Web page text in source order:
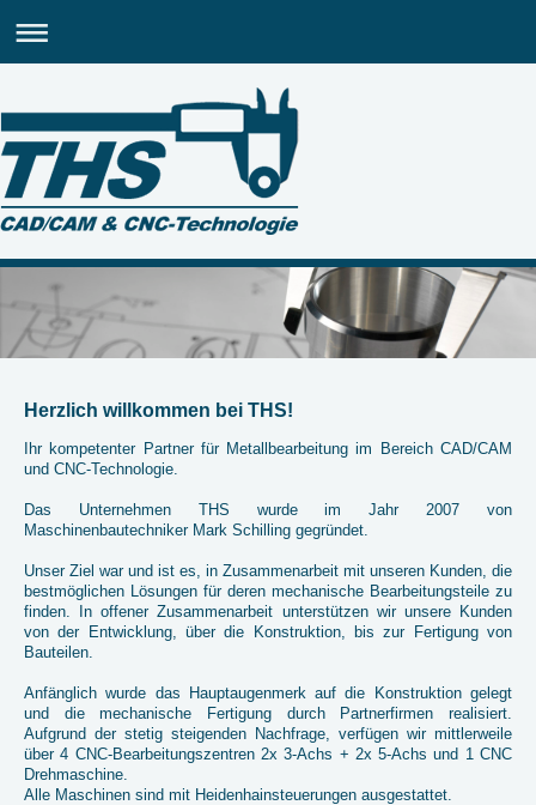
Herzlich willkommen bei THS!
Ihr kompetenter Partner für Metallbearbeitung im Bereich CAD/CAM
und CNC-Technologie.
Das Unternehmen THS wurde im Jahr 2007 von
Maschinenbautechniker Mark Schilling gegründet.
Unser Ziel war und ist es, in Zusammenarbeit mit unseren Kunden, die
bestmöglichen Lösungen für deren mechanische Bearbeitungsteile zu
finden. In offener Zusammenarbeit unterstützen wir unsere Kunden
von der Entwicklung, über die Konstruktion, bis zur Fertigung von
Bauteilen.
Anfänglich wurde das Hauptaugenmerk auf die Konstruktion gelegt
und die mechanische Fertigung durch Partnerfirmen realisiert.
Aufgrund der stetig steigenden Nachfrage, verfügen wir mittlerweile
über 4 CNC-Bearbeitungszentren 2x 3-Achs + 2x 5-Achs und 1 CNC
Drehmaschine.
Alle Maschinen sind mit Heidenhainsteuerungen ausgestattet.